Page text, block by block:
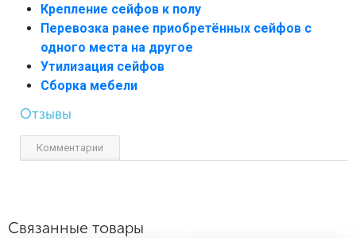
Крепление сейфов к полу
Перевозка ранее приобретённых сейфов с
одного места на другое
Утилизация сейфов
Сборка мебели
Отзывы
Комментарии
Связанные товары